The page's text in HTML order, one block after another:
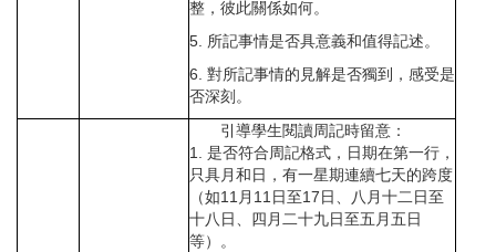
整，彼此關係如何。
5. 所記事情是否具意義和值得記述。
6. 對所記事情的見解是否獨到，感受是
否深刻。
引導學生閱讀周記時留意：
1. 是否符合周記格式，日期在第一行，
只具月和日，有一星期連續七天的跨度
（如11月11日至17日、八月十二日至
十八日、四月二十九日至五月五日
等）。